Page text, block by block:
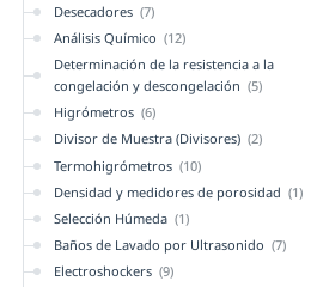
Desecadores (7)
Análisis Químico (12)
Determinación de la resistencia a la
congelación y descongelación (5)
Higrómetros (6)
Divisor de Muestra (Divisores) (2)
Termohigrómetros (10)
Densidad y medidores de porosidad (1)
Selección Húmeda (1)
Baños de Lavado por Ultrasonido (7)
Electroshockers (9)